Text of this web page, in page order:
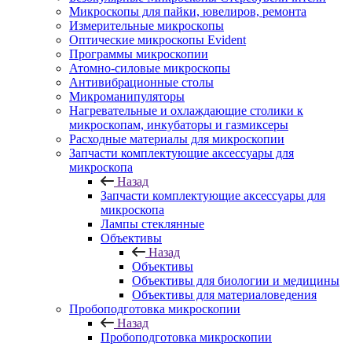
Микроскопы для пайки, ювелиров, ремонта
Измерительные микроскопы
Оптические микроскопы Evident
Программы микроскопии
Атомно-силовые микроскопы
Антивибрационные столы
Микроманипуляторы
Нагревательные и охлаждающие столики к
микроскопам, инкубаторы и газмиксеры
Расходные материалы для микроскопии
Запчасти комплектующие аксессуары для
микроскопа
Назад
Запчасти комплектующие аксессуары для
микроскопа
Лампы стеклянные
Объективы
Назад
Объективы
Объективы для биологии и медицины
Объективы для материаловедения
Пробоподготовка микроскопии
Назад
Пробоподготовка микроскопии